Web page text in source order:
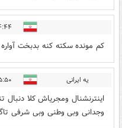
۱۴:۴۴ -
کم مونده سکته کنه بدبخت آواره
یه ایرانی ۱۵:۵۰ -
اینترنشنال ومجریاش کلا
وجدانی وبی وطنی وبی شرفی